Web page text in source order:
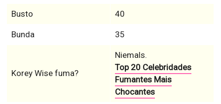
Busto 40
Bunda 35
Korey Wise fuma?
Niemals.
Top 20 Celebridades
Fumantes Mais
Chocantes